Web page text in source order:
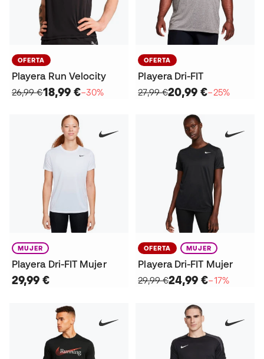
OFERTA
Playera Run Velocity
26,99 €18,99 €−30%
OFERTA
Playera Dri-FIT
27,99 €20,99 €−25%
MUJER
Playera Dri-FIT Mujer
29,99 €
OFERTA MUJER
Playera Dri-FIT Mujer
29,99 €24,99 €−17%